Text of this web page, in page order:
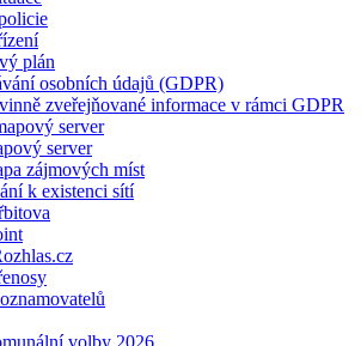
plán
osobních údajů (GDPR)
zveřejňované informace v rámci GDPR
server
server
zájmových míst
k existenci sítí
volby 2026